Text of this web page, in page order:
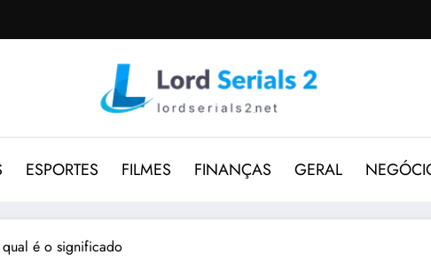
ESPORTES FILMES FINANÇAS GERAL
é o significado